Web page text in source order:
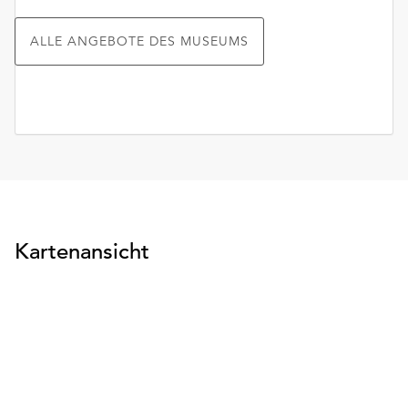
unserer
Datenschutzerklärung
oder
ALLE ANGEBOTE DES MUSEUMS
Kartenansicht